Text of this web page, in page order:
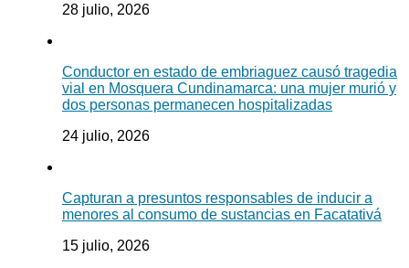
28 julio, 2026
Conductor en estado de embriaguez causó tragedia
vial en Mosquera Cundinamarca: una mujer murió y
dos personas permanecen hospitalizadas
24 julio, 2026
Capturan a presuntos responsables de inducir a
menores al consumo de sustancias en Facatativá
15 julio, 2026